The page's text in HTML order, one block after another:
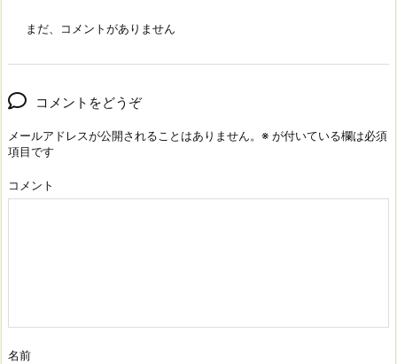
まだ、コメントがありません
コメントをどうぞ
メールアドレスが公開されることはありません。 ※ が付いている欄は必須
項目です
コメント
名前